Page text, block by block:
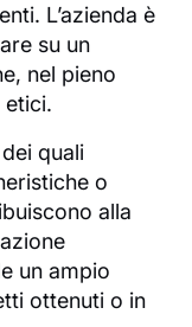
L’azienda è
su un
nel pieno
etici.
quali
o
alla
un ampio
ottenuti o in